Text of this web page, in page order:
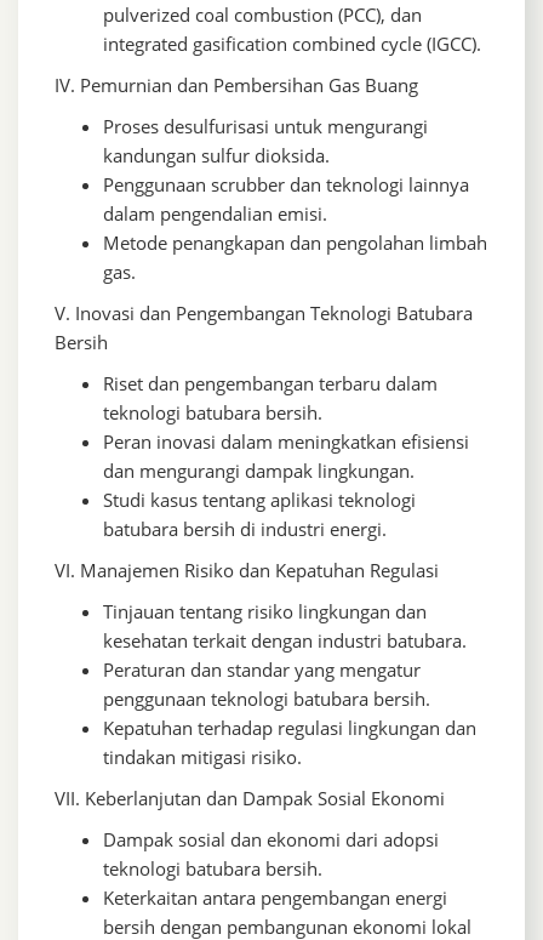
pulverized coal combustion (PCC), dan
integrated gasification combined cycle (IGCC).
IV. Pemurnian dan Pembersihan Gas Buang
Proses desulfurisasi untuk mengurangi
kandungan sulfur dioksida.
Penggunaan scrubber dan teknologi lainnya
dalam pengendalian emisi.
Metode penangkapan dan pengolahan limbah
gas.
V. Inovasi dan Pengembangan Teknologi Batubara
Bersih
Riset dan pengembangan terbaru dalam
teknologi batubara bersih.
Peran inovasi dalam meningkatkan efisiensi
dan mengurangi dampak lingkungan.
Studi kasus tentang aplikasi teknologi
batubara bersih di industri energi.
VI. Manajemen Risiko dan Kepatuhan Regulasi
Tinjauan tentang risiko lingkungan dan
kesehatan terkait dengan industri batubara.
Peraturan dan standar yang mengatur
penggunaan teknologi batubara bersih.
Kepatuhan terhadap regulasi lingkungan dan
tindakan mitigasi risiko.
VII. Keberlanjutan dan Dampak Sosial Ekonomi
Dampak sosial dan ekonomi dari adopsi
teknologi batubara bersih.
Keterkaitan antara pengembangan energi
bersih dengan pembangunan ekonomi lokal